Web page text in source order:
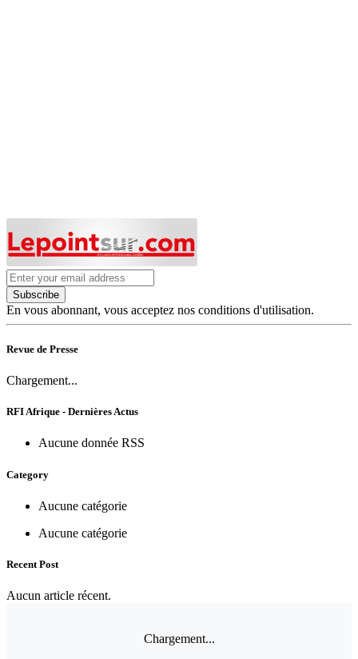
Subscribe
En vous abonnant, vous acceptez nos conditions d'utilisation.
Revue de Presse
Chargement...
RFI Afrique - Dernières Actus
Aucune donnée RSS
Category
Aucune catégorie
Aucune catégorie
Recent Post
Aucun article récent.
Chargement...